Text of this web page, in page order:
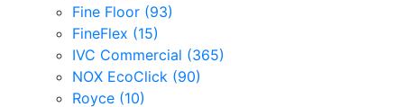
Fine Floor (93)
FineFlex (15)
IVC Commercial (365)
NOX EcoClick (90)
Royce (10)